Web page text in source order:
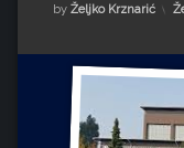
Impressum
Milenko Strižak
Drugi autori
Drugi autori
Matea Andrić
by Željko Krznarić